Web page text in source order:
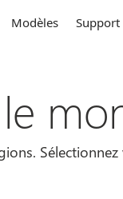
Modèles